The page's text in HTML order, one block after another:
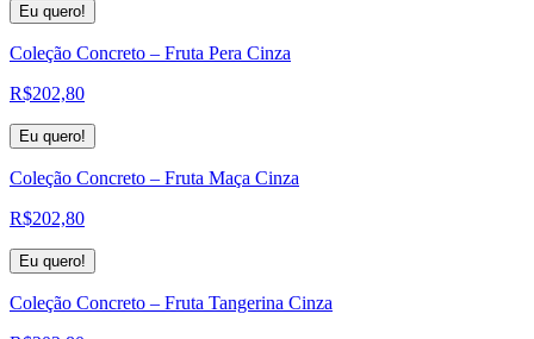
Eu quero!
Coleção Concreto – Fruta Pera Cinza
R$202,80
Eu quero!
Coleção Concreto – Fruta Maça Cinza
R$202,80
Eu quero!
Coleção Concreto – Fruta Tangerina Cinza